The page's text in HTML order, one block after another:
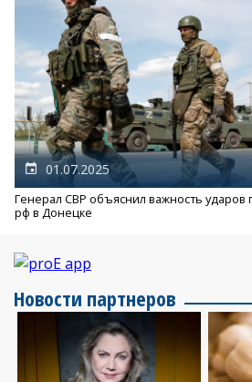
01.07.2025
Генерал СВР объяснил важность
рф в Донецке
Новости партнеров